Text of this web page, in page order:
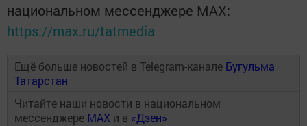
национальном мессенджере MАХ:
https://max.ru/tatmedia
Ещё больше новостей в Telegram-канале Бугульма
Татарстан
Читайте наши новости в национальном
мессенджере MAX и в «Дзен»